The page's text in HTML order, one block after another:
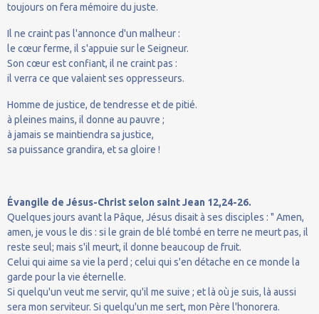
toujours on fera mémoire du juste.
Il ne craint pas l'annonce d'un malheur :
le cœur ferme, il s'appuie sur le Seigneur.
Son cœur est confiant, il ne craint pas :
il verra ce que valaient ses oppresseurs.
Homme de justice, de tendresse et de pitié.
à pleines mains, il donne au pauvre ;
à jamais se maintiendra sa justice,
sa puissance grandira, et sa gloire !
Évangile de Jésus-Christ selon saint Jean 12,24-26.
Quelques jours avant la Pâque, Jésus disait à ses disciples : " Amen,
amen, je vous le dis : si le grain de blé tombé en terre ne meurt pas, il
reste seul; mais s'il meurt, il donne beaucoup de fruit.
Celui qui aime sa vie la perd ; celui qui s'en détache en ce monde la
garde pour la vie éternelle.
Si quelqu'un veut me servir, qu'il me suive ; et là où je suis, là aussi
sera mon serviteur. Si quelqu'un me sert, mon Père l'honorera.